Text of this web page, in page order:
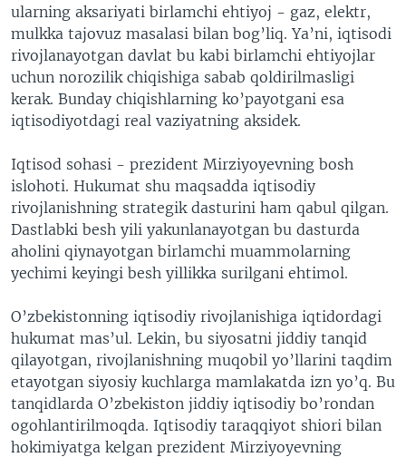
ularning aksariyati birlamchi ehtiyoj - gaz, elektr,
mulkka tajovuz masalasi bilan bog’liq. Ya’ni, iqtisodi
rivojlanayotgan davlat bu kabi birlamchi ehtiyojlar
uchun norozilik chiqishiga sabab qoldirilmasligi
kerak. Bunday chiqishlarning ko’payotgani esa
iqtisodiyotdagi real vaziyatning aksidek.
Iqtisod sohasi - prezident Mirziyoyevning bosh
islohoti. Hukumat shu maqsadda iqtisodiy
rivojlanishning strategik dasturini ham qabul qilgan.
Dastlabki besh yili yakunlanayotgan bu dasturda
aholini qiynayotgan birlamchi muammolarning
yechimi keyingi besh yillikka surilgani ehtimol.
O’zbekistonning iqtisodiy rivojlanishiga iqtidordagi
hukumat mas’ul. Lekin, bu siyosatni jiddiy tanqid
qilayotgan, rivojlanishning muqobil yo’llarini taqdim
etayotgan siyosiy kuchlarga mamlakatda izn yo’q. Bu
tanqidlarda O’zbekiston jiddiy iqtisodiy bo’rondan
ogohlantirilmoqda. Iqtisodiy taraqqiyot shiori bilan
hokimiyatga kelgan prezident Mirziyoyevning